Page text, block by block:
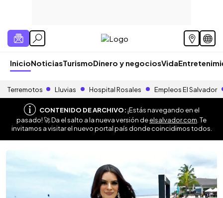
InicioNoticiasTurismoDinero y negociosVida
Terremotos Lluvias Hospital Rosales Empleos El Salvador
CONTENIDO DE ARCHIVO:¡Estás navegando en el
pasado! 🚀 Da el salto a la nueva versión deelsalvador.com . Te
invitamos a visitar el nuevo portal país donde coincidimos todos.